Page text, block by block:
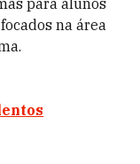
para alunos
na área